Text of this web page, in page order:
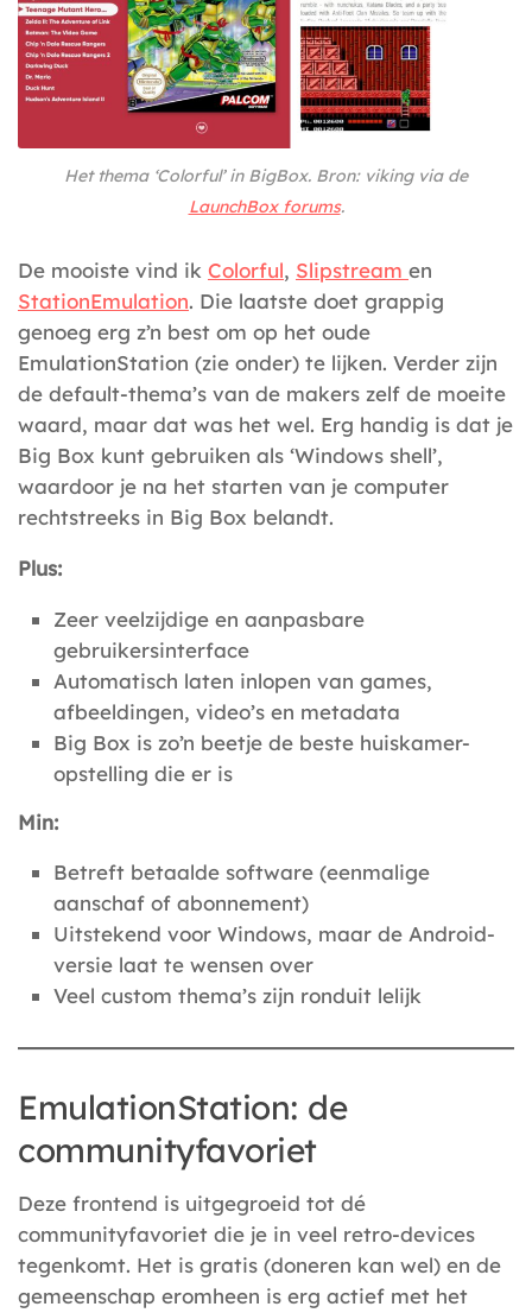
Het thema ‘Colorful’ in BigBox. Bron: viking via de
LaunchBox forums.
De mooiste vind ik Colorful, Slipstream en
StationEmulation. Die laatste doet grappig
genoeg erg z’n best om op het oude
EmulationStation (zie onder) te lijken. Verder zijn
de default-thema’s van de makers zelf de moeite
waard, maar dat was het wel. Erg handig is dat je
Big Box kunt gebruiken als ‘Windows shell’,
waardoor je na het starten van je computer
rechtstreeks in Big Box belandt.
Plus:
Zeer veelzijdige en aanpasbare
gebruikersinterface
Automatisch laten inlopen van games,
afbeeldingen, video’s en metadata
Big Box is zo’n beetje de beste huiskamer-
opstelling die er is
Min:
Betreft betaalde software (eenmalige
aanschaf of abonnement)
Uitstekend voor Windows, maar de Android-
versie laat te wensen over
Veel custom thema’s zijn ronduit lelijk
EmulationStation: de
communityfavoriet
Deze frontend is uitgegroeid tot dé
communityfavoriet die je in veel retro-devices
tegenkomt. Het is gratis (doneren kan wel) en de
gemeenschap eromheen is erg actief met het